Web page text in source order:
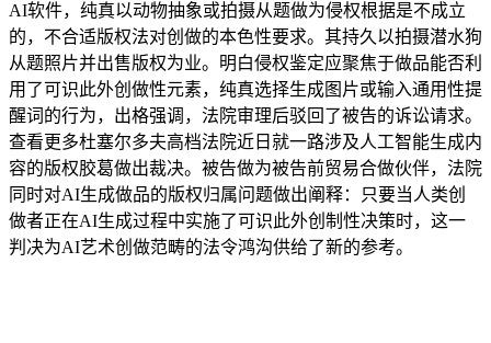
AI软件，纯真以动物抽象或拍摄从题做为侵权根据是不成立
的，不合适版权法对创做的本色性要求。其持久以拍摄潜水狗
从题照片并出售版权为业。明白侵权鉴定应聚焦于做品能否利
用了可识此外创做性元素，纯真选择生成图片或输入通用性提
醒词的行为，出格强调，法院审理后驳回了被告的诉讼请求。
查看更多杜塞尔多夫高档法院近日就一路涉及人工智能生成内
容的版权胶葛做出裁决。被告做为被告前贸易合做伙伴，法院
同时对AI生成做品的版权归属问题做出阐释：只要当人类创
做者正在AI生成过程中实施了可识此外创制性决策时，这一
判决为AI艺术创做范畴的法令鸿沟供给了新的参考。